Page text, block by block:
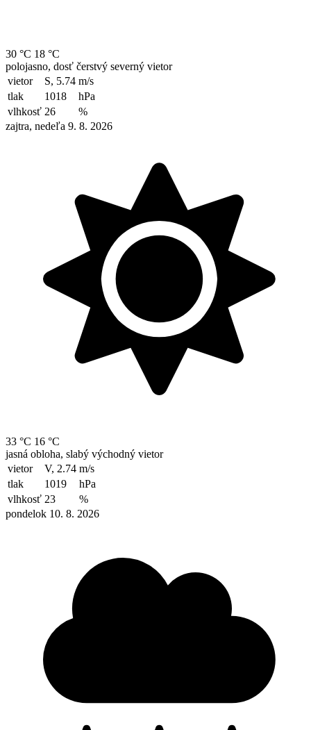
30 °C 18 °C
polojasno, dosť čerstvý severný vietor
vietor
S, 5.74 m/s
tlak
1018
hPa
vlhkosť 26
%
zajtra, nedeľa 9. 8. 2026
33 °C 16 °C
jasná obloha, slabý východný vietor
vietor
V, 2.74 m/s
tlak
1019
hPa
vlhkosť 23
%
pondelok 10. 8. 2026